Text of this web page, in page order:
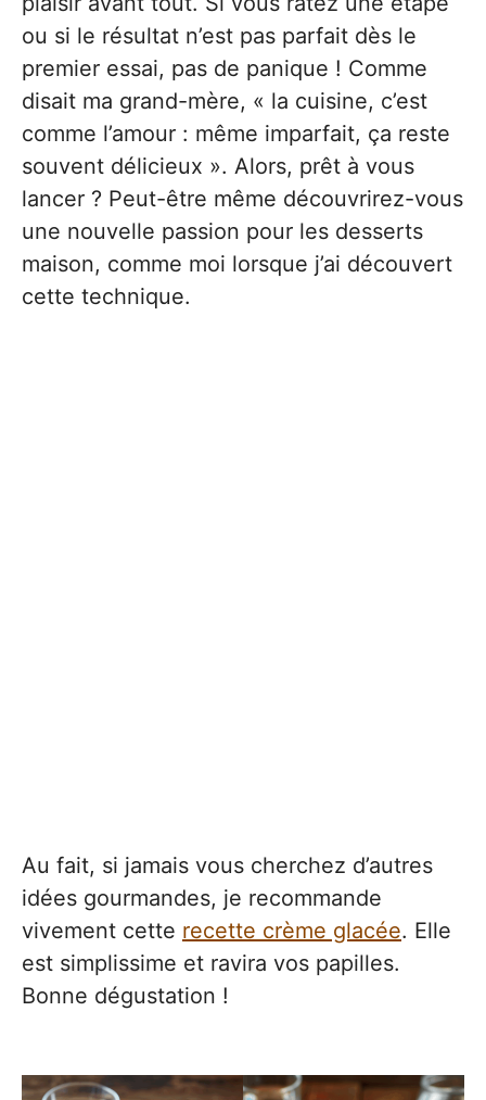
ou si le résultat n’est pas parfait dès le
premier essai, pas de panique ! Comme
disait ma grand-mère, « la cuisine, c’est
comme l’amour : même imparfait, ça reste
souvent délicieux ». Alors, prêt à vous
lancer ? Peut-être même découvrirez-vous
une nouvelle passion pour les desserts
maison, comme moi lorsque j’ai découvert
cette technique.
Au fait, si jamais vous cherchez d’autres
idées gourmandes, je recommande
vivement cette recette crème glacée. Elle
est simplissime et ravira vos papilles.
Bonne dégustation !